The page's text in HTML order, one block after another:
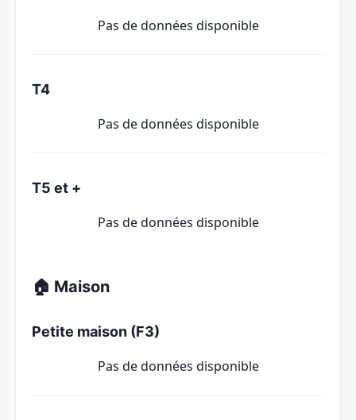
Pas de données disponible
T4
Pas de données disponible
T5 et +
Pas de données disponible
🏠 Maison
Petite maison (F3)
Pas de données disponible